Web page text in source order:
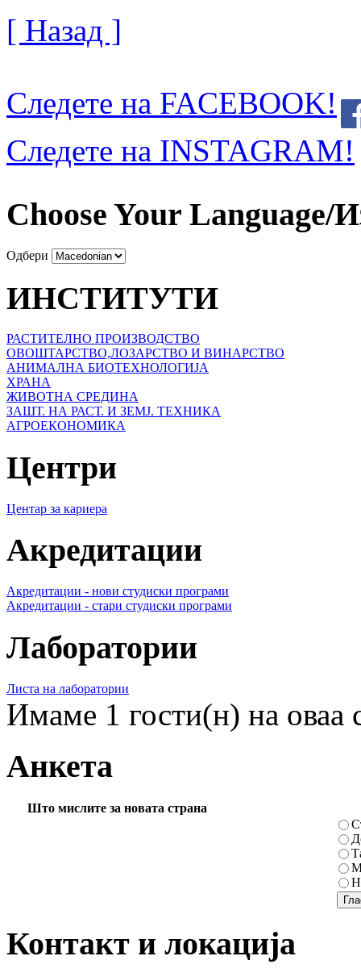
[ Назад ]
Следете на FACEBOOK!
Следете на INSTAGRAM!
Choose Your Language/
Одбери
ИНСТИТУТИ
РАСТИТЕЛНО ПРОИЗВОДСТВО
ОВОШТАРСТВО,ЛОЗАРСТВО И ВИНАРСТВО
АНИМАЛНА БИОТЕХНОЛОГИЈА
ХРАНА
ЖИВОТНА СРЕДИНА
ЗАШТ. НА РАСТ. И ЗЕМЈ. ТЕХНИКА
АГРОЕКОНОМИКА
Центри
Центар за кариера
Акредитации
Акредитации - нови студиски програми
Акредитации - стари студиски програми
Лаборатории
Листа на лаборатории
Имаме 1 гости(н) на оваа
Анкета
Што мислите за новата страна
Контакт и локација